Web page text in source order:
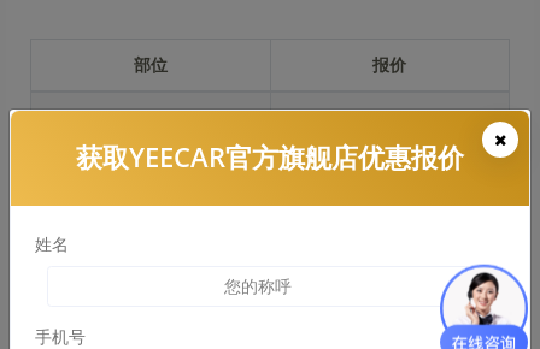
部位 报价
前保险杠 ￥1795.00
引擎盖 ￥2730.00
获取YEECAR官方旗舰店优惠报价
姓名
手机号